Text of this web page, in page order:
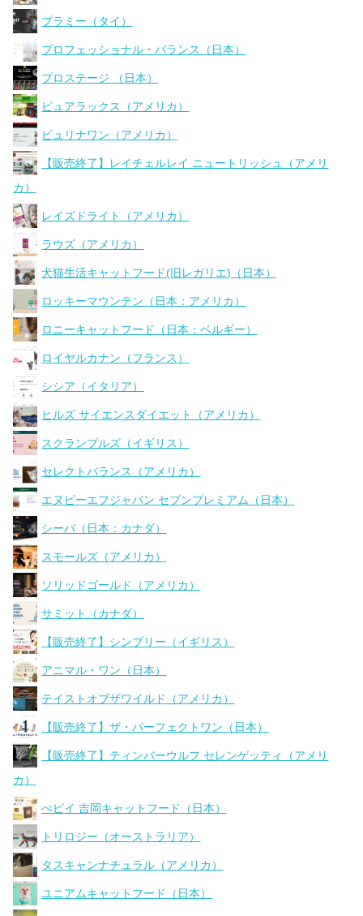
プラミー（タイ）
プロフェッショナル・バランス（日本）
プロステージ （日本）
ピュアラックス（アメリカ）
ピュリナワン（アメリカ）
【販売終了】レイチェルレイ ニュートリッシュ（アメリ
カ）
レイズドライト（アメリカ）
ラウズ（アメリカ）
犬猫生活キャットフード(旧レガリエ)（日本）
ロッキーマウンテン（日本：アメリカ）
ロニーキャットフード（日本：ベルギー）
ロイヤルカナン（フランス）
シシア（イタリア）
ヒルズ サイエンスダイエット（アメリカ）
スクランブルズ（イギリス）
セレクトバランス（アメリカ）
エヌピーエフジャパン セブンプレミアム（日本）
シーバ（日本：カナダ）
スモールズ（アメリカ）
ソリッドゴールド（アメリカ）
サミット（カナダ）
【販売終了】シンプリー（イギリス）
アニマル・ワン（日本）
テイストオブザワイルド（アメリカ）
【販売終了】ザ・パーフェクトワン（日本）
【販売終了】ティンバーウルフ セレンゲッティ（アメリ
カ）
ぺピイ 吉岡キャットフード（日本）
トリロジー（オーストラリア）
タスキャンナチュラル（アメリカ）
ユニアムキャットフード（日本）